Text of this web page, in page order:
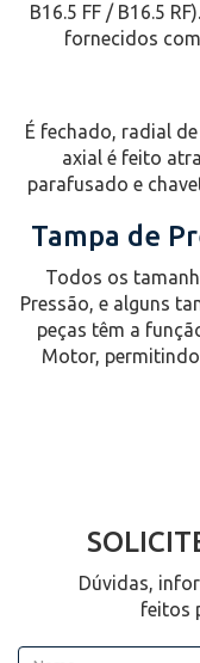
B16.5 FF / B16.5
fornecidos
É fechado, radial
axial é feito
parafusado e
Tampa de
Todos os
Pressão, e alguns
peças têm a
Motor,
Dúvidas,
feitos